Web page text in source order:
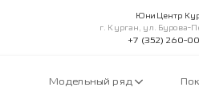
Юни Центр
г. Курган, ул. Бурова-
+7 (352) 260-
Модельный ряд